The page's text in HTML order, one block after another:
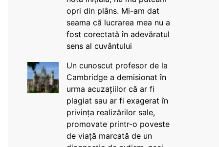
opri din plâns. Mi-am dat
seama că lucrarea mea nu a
fost corectată în adevăratul
sens al cuvântului
Un cunoscut profesor de la
Cambridge a demisionat în
urma acuzațiilor că ar fi
plagiat sau ar fi exagerat în
privința realizărilor sale,
promovate printr-o poveste
de viață marcată de un